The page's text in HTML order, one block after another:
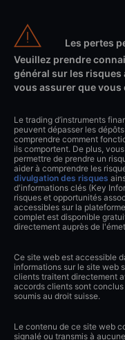
Les pertes
Veuillez prendre
général sur les risques
vous assurer que
Le trading d’instruments
peuvent dépasser les
comprendre comment
ils comportent. De plus,
permettre de prendre un
aider à comprendre les
divulgation des risques
d'informations clés (Key
risques et opportunités
accessibles sur la
complet est disponible
directement auprès de
Ce site web est accessible
informations sur le site web
clients traitent directement
accords clients sont
soumis au droit suisse.
Le contenu de ce site web
signalé ou transmis à